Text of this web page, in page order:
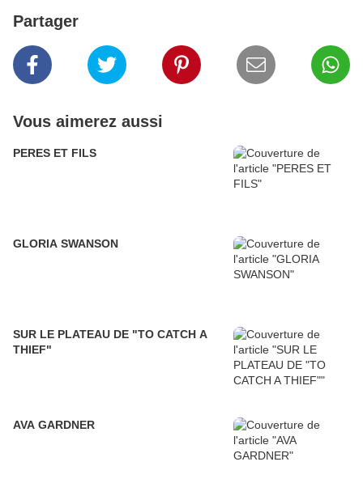
Partager
Vous aimerez aussi
PERES ET FILS
GLORIA SWANSON
SUR LE PLATEAU DE "TO CATCH A
THIEF"
AVA GARDNER